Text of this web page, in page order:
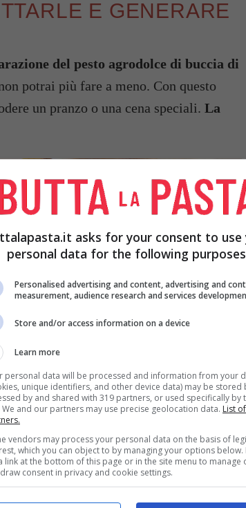
E GENERARE
del pesto agrodolce di buccia di
potrai più fare a meno. Con questo
un pranzo o una cena speciali. La
asks for your consent to use
personal data for the following
Personalised advertising and content, advertising and
measurement, audience research and services
Store and/or access information on a device
Learn more
personal data will be processed and information from your
unique identifiers, and other device data) may be stored
by and shared with 319 partners, or used specifically by
We and our partners may use precise geolocation data. List of
vendors may process your personal data on the basis of
which you can object to by managing your options below.
link at the bottom of this page or in the site menu to manage
consent in privacy and cookie settings.